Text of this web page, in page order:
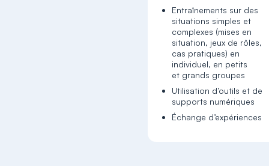
Entraînements sur des
situations simples et
complexes (mises en
situation, jeux de rôles,
cas pratiques) en
individuel, en petits
et grands groupes
Utilisation d’outils et de
supports numériques
Échange d’expériences